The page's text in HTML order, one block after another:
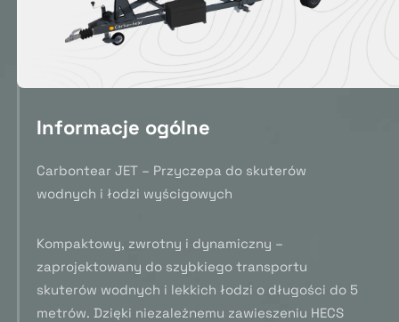
Informacje ogólne
Carbontear JET – Przyczepa do skuterów
wodnych i łodzi wyścigowych
Kompaktowy, zwrotny i dynamiczny –
zaprojektowany do szybkiego transportu
skuterów wodnych i lekkich łodzi o długości do 5
metrów. Dzięki niezależnemu zawieszeniu HECS